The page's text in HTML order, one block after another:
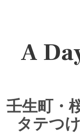
A
壬生町・
タテつ